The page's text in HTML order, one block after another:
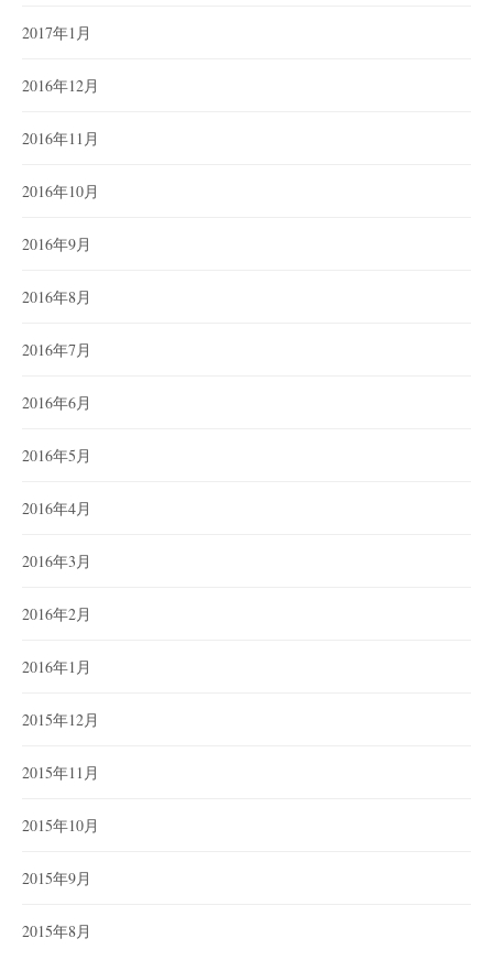
2017年1月
2016年12月
2016年11月
2016年10月
2016年9月
2016年8月
2016年7月
2016年6月
2016年5月
2016年4月
2016年3月
2016年2月
2016年1月
2015年12月
2015年11月
2015年10月
2015年9月
2015年8月